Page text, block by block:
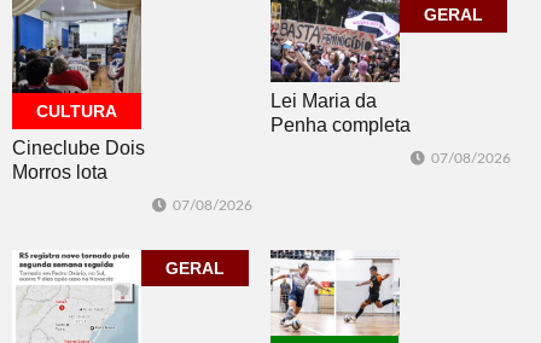
do sorteio
jogos
CULTURA
Cineclube Dois
Morros lota
corpo que cai”
07/08/2026
GERAL
Lei Maria da
Penha completa
07/08/2026
GERAL